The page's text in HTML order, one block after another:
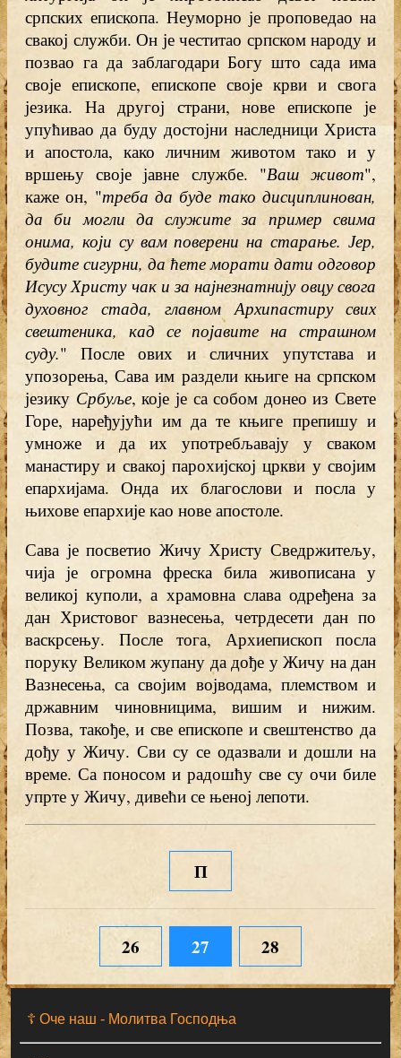
☦ Оче наш - Moлитва Господња
српских епископа. Неуморно је проповедао на
свакој служби. Он је честитао српском народу и
позвао га да заблагодари Богу што сада има
своје епископе, епископе своје крви и свога
језика. На другој страни, нове епископе је
упућивао да буду достојни наследници Христа
и апостола, како личним животом тако и у
вршењу своје јавне службе. "Ваш живот",
каже он, "треба да буде тако дисциплинован,
да би могли да служите за пример свима
онима, који су вам поверени на старање. Јер,
будите сигурни, да ћете морати дати одговор
Исусу Христу чак и за најнезнатнију овцу свога
духовног стада, главном Архипастиру свих
свештеника, кад се појавите на страшном
суду." После ових и сличних упутстава и
упозорења, Сава им раздели књиге на српском
језику Србуље, које је са собом донео из Свете
Горе, наређујући им да те књиге препишу и
умноже и да их употребљавају у сваком
манастиру и свакој парохијској цркви у својим
епархијама. Онда их благослови и посла у
њихове епархије као нове апостоле.
Сава је посветио Жичу Христу Сведржитељу,
чија је огромна фреска била живописана у
великој куполи, а храмовна слава одређена за
дан Христовог вазнесења, четрдесети дан по
васкрсењу. После тога, Архиепископ посла
поруку Великом жупану да дође у Жичу на дан
Вазнесења, са својим војводама, племством и
државним чиновницима, вишим и нижим.
Позва, такође, и све епископе и свештенство да
дођу у Жичу. Сви су се одазвали и дошли на
време. Са поносом и радошћу све су очи биле
упрте у Жичу, дивећи се њеној лепоти.
П
26 27 28